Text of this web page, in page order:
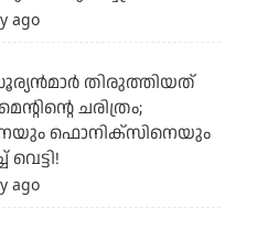
ago
തിരുത്തിയത്
ചരിത്രം;
ഫൊനിക്‌സിനെയും
വെട്ടി!
ago